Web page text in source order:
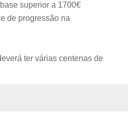
superior a 1700€
de progressão na
ter várias centenas de